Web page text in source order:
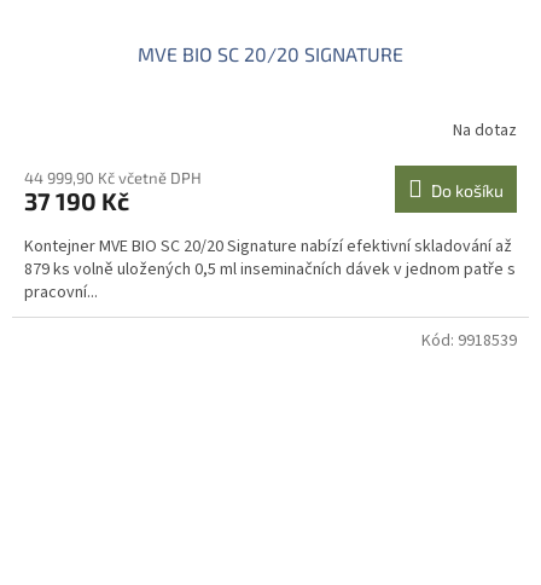
MVE BIO SC 20/20 SIGNATURE
Na dotaz
44 999,90 Kč včetně DPH
37 190 Kč Do košíku
Kontejner MVE BIO SC 20/20 Signature nabízí efektivní skladování až
879 ks volně uložených 0,5 ml inseminačních dávek v jednom patře s
pracovní...
Kód: 9918539